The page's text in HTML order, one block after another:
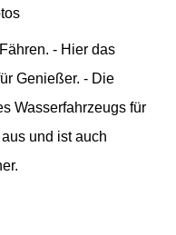
- Hier das
Genießer. - Die
Wasserfahrzeugs für
und ist auch